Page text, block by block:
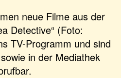
neue Filme aus der
Detective“ (Foto:
TV-Programm und sind
in der Mediathek